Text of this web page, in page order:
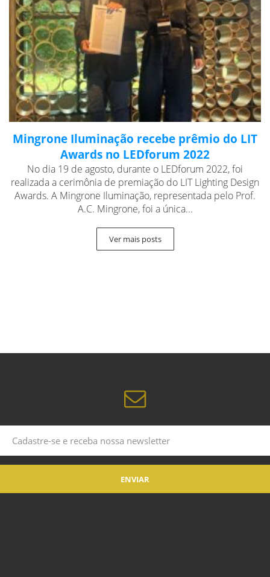
Mingrone Iluminação recebe prêmio do LIT
Awards no LEDforum 2022
No dia 19 de agosto, durante o LEDforum 2022, foi
realizada a cerimônia de premiação do LIT Lighting Design
Awards. A Mingrone Iluminação, representada pelo Prof.
A.C. Mingrone, foi a única...
Ver mais posts